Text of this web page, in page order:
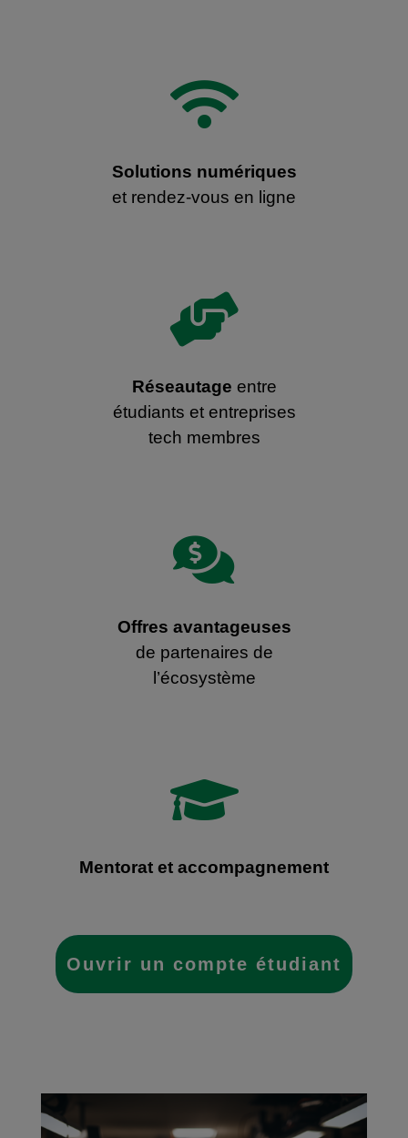

Solutions numériques
et rendez-vous en ligne

Réseautage entre
étudiants et entreprises
tech membres

Offres avantageuses
de partenaires de
l’écosystème

Mentorat et accompagnement
Ouvrir un compte étudiant